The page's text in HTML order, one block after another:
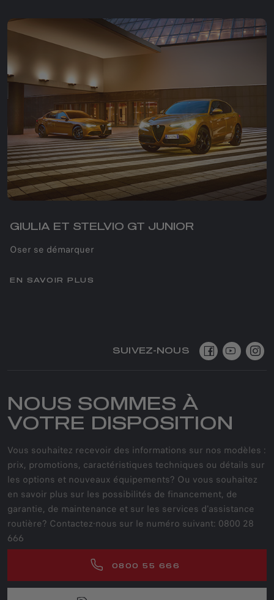
GIULIA ET STELVIO GT JUNIOR
Oser se démarquer
EN SAVOIR PLUS
SUIVEZ-NOUS
NOUS SOMMES À
VOTRE DISPOSITION
Vous souhaitez recevoir des informations sur nos modèles :
prix, promotions, caractéristiques techniques ou détails sur
les options et nouveaux équipements? Ou vous souhaitez
en savoir plus sur les possibilités de financement, de
garantie, de maintenance et sur les services d'assistance
routière? Contactez-nous sur le numéro suivant: 0800 28
666
0800 55 666